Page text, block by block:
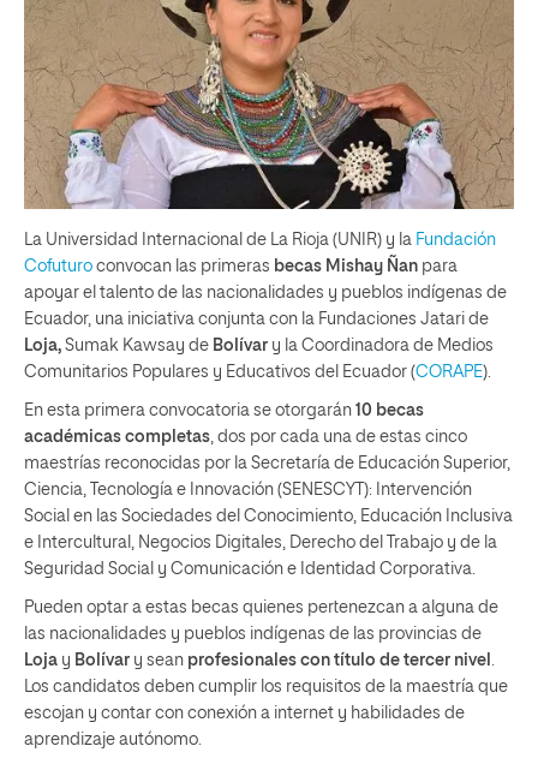
La Universidad Internacional de La Rioja (UNIR) y la Fundación
Cofuturo convocan las primeras becas Mishay Ñan para
apoyar el talento de las nacionalidades y pueblos indígenas de
Ecuador, una iniciativa conjunta con la Fundaciones Jatari de
Loja, Sumak Kawsay de Bolívar y la Coordinadora de Medios
Comunitarios Populares y Educativos del Ecuador (CORAPE).
En esta primera convocatoria se otorgarán 10 becas
académicas completas, dos por cada una de estas cinco
maestrías reconocidas por la Secretaría de Educación Superior,
Ciencia, Tecnología e Innovación (SENESCYT): Intervención
Social en las Sociedades del Conocimiento, Educación Inclusiva
e Intercultural, Negocios Digitales, Derecho del Trabajo y de la
Seguridad Social y Comunicación e Identidad Corporativa.
Pueden optar a estas becas quienes pertenezcan a alguna de
las nacionalidades y pueblos indígenas de las provincias de
Loja y Bolívar y sean profesionales con título de tercer nivel .
Los candidatos deben cumplir los requisitos de la maestría que
escojan y contar con conexión a internet y habilidades de
aprendizaje autónomo.